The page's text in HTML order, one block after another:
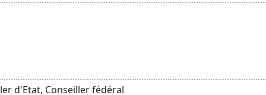
d'Etat, Conseiller fédéral